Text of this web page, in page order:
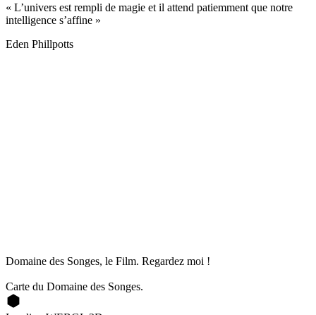
« L’univers est rempli de magie et il attend patiemment que notre
intelligence s’affine »
Eden Phillpotts
Domaine des Songes, le Film. Regardez moi !
Carte du Domaine des Songes.